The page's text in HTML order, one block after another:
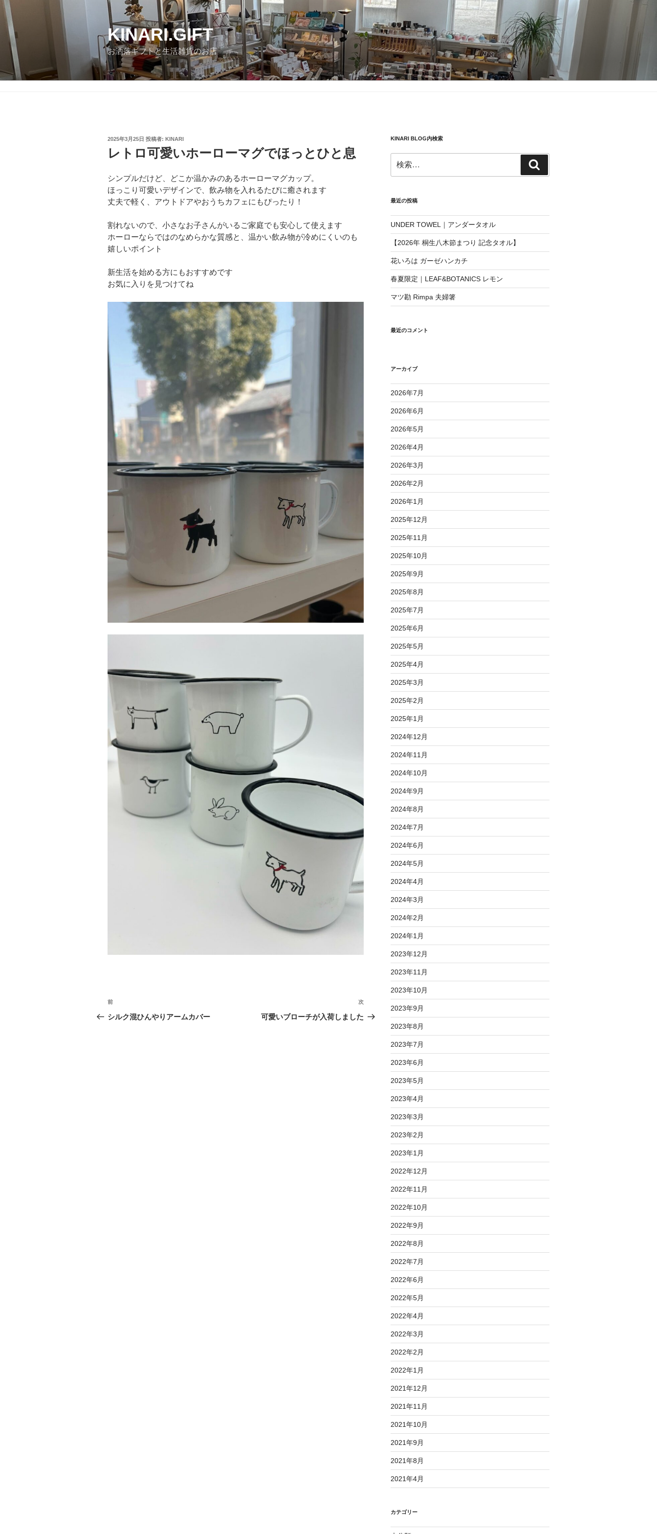
コ
ン
ス
KINARI.GIFT
お洒落ギフトと生活雑貨のお店
投
日:
2025年3月25日 投稿者: KINARI
レトロ可愛いホーローマグでほっとひと息
シンプルだけど、どこか温かみのあるホーローマグカップ。
ほっこり可愛いデザインで、飲み物を入れるたびに癒されます
丈夫で軽く、アウトドアやおうちカフェにもぴったり！
割れないので、小さなお子さんがいるご家庭でも安心して使えます
ホーローならではのなめらかな質感と、温かい飲み物が冷めにくいのも
嬉しいポイント
新生活を始める方にもおすすめです
お気に入りを見つけてね
投
稿
前
の
前
シルク混ひんやりアームカバー
次
の
次
可愛いブローチが入荷しました
KINARI BLOG内検索
索:
索
最近の投稿
UNDER TOWEL｜アンダータオル
【2026年 桐生八木節まつり 記念タオル】
花いろは ガーゼハンカチ
春夏限定｜LEAF&BOTANICS レモン
マツ勘 Rimpa 夫婦箸
最近のコメント
アーカイブ
2026年7月
2026年6月
2026年5月
2026年4月
2026年3月
2026年2月
2026年1月
2025年12月
2025年11月
2025年10月
2025年9月
2025年8月
2025年7月
2025年6月
2025年5月
2025年4月
2025年3月
2025年2月
2025年1月
2024年12月
2024年11月
2024年10月
2024年9月
2024年8月
2024年7月
2024年6月
2024年5月
2024年4月
2024年3月
2024年2月
2024年1月
2023年12月
2023年11月
2023年10月
2023年9月
2023年8月
2023年7月
2023年6月
2023年5月
2023年4月
2023年3月
2023年2月
2023年1月
2022年12月
2022年11月
2022年10月
2022年9月
2022年8月
2022年7月
2022年6月
2022年5月
2022年4月
2022年3月
2022年2月
2022年1月
2021年12月
2021年11月
2021年10月
2021年9月
2021年8月
2021年4月
カテゴリー